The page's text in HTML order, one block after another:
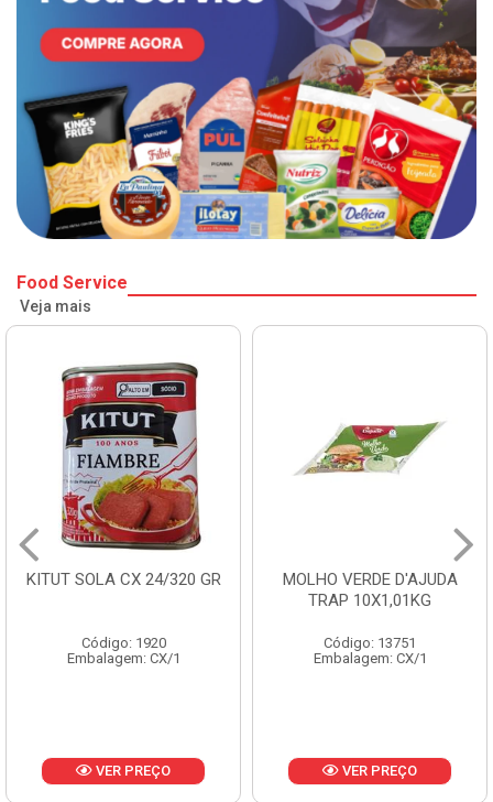
Food Service
Veja mais
KITUT SOLA CX 24/320 GR
Código: 1920
Embalagem: CX/1
VER PREÇO
MOLHO VERDE D'AJUDA
TRAP 10X1,01KG
Código: 13751
Embalagem: CX/1
VER PREÇO